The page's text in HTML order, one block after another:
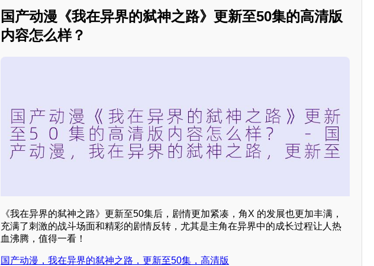
国产动漫《我在异界的弑神之路》更新至50集的高清版
内容怎么样？
《我在异界的弑神之路》更新至50集后，剧情更加紧凑，角X 的发展也更加丰满，
充满了刺激的战斗场面和精彩的剧情反转，尤其是主角在异界中的成长过程让人热
血沸腾，值得一看！
国产动漫，我在异界的弑神之路，更新至50集，高清版